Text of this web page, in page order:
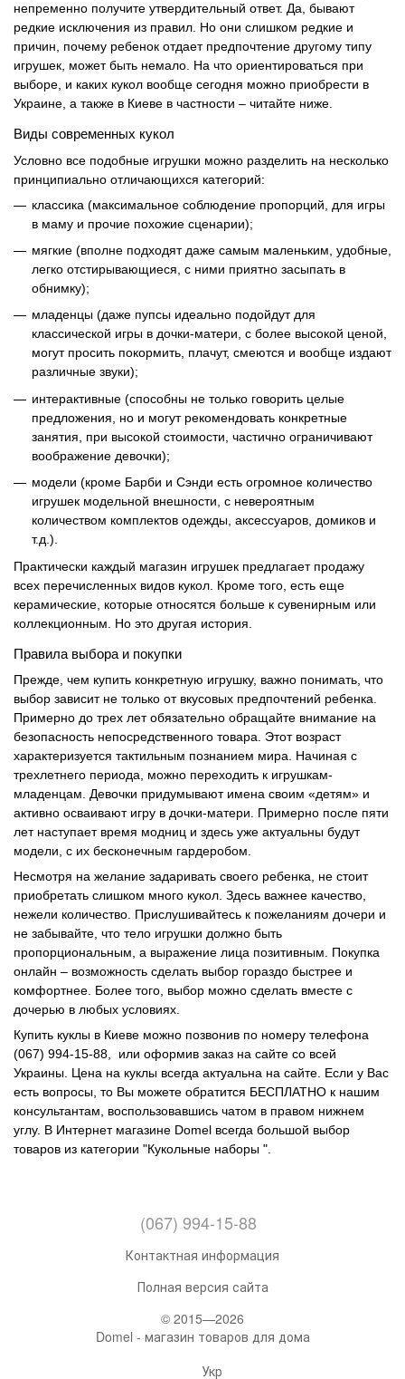
непременно получите утвердительный ответ. Да, бывают
редкие исключения из правил. Но они слишком редкие и
причин, почему ребенок отдает предпочтение другому типу
игрушек, может быть немало. На что ориентироваться при
выборе, и каких кукол вообще сегодня можно приобрести в
Украине, а также в Киеве в частности – читайте ниже.
Виды современных кукол
Условно все подобные игрушки можно разделить на несколько
принципиально отличающихся категорий:
классика (максимальное соблюдение пропорций, для игры
в маму и прочие похожие сценарии);
мягкие (вполне подходят даже самым маленьким, удобные,
легко отстирывающиеся, с ними приятно засыпать в
обнимку);
младенцы (даже пупсы идеально подойдут для
классической игры в дочки-матери, с более высокой ценой,
могут просить покормить, плачут, смеются и вообще издают
различные звуки);
интерактивные (способны не только говорить целые
предложения, но и могут рекомендовать конкретные
занятия, при высокой стоимости, частично ограничивают
воображение девочки);
модели (кроме Барби и Сэнди есть огромное количество
игрушек модельной внешности, с невероятным
количеством комплектов одежды, аксессуаров, домиков и
т.д.).
Практически каждый магазин игрушек предлагает продажу
всех перечисленных видов кукол. Кроме того, есть еще
керамические, которые относятся больше к сувенирным или
коллекционным. Но это другая история.
Правила выбора и покупки
Прежде, чем купить конкретную игрушку, важно понимать, что
выбор зависит не только от вкусовых предпочтений ребенка.
Примерно до трех лет обязательно обращайте внимание на
безопасность непосредственного товара. Этот возраст
характеризуется тактильным познанием мира. Начиная с
трехлетнего периода, можно переходить к игрушкам-
младенцам. Девочки придумывают имена своим «детям» и
активно осваивают игру в дочки-матери. Примерно после пяти
лет наступает время модниц и здесь уже актуальны будут
модели, с их бесконечным гардеробом.
Несмотря на желание задаривать своего ребенка, не стоит
приобретать слишком много кукол. Здесь важнее качество,
нежели количество. Прислушивайтесь к пожеланиям дочери и
не забывайте, что тело игрушки должно быть
пропорциональным, а выражение лица позитивным. Покупка
онлайн – возможность сделать выбор гораздо быстрее и
комфортнее. Более того, выбор можно сделать вместе с
дочерью в любых условиях.
Купить куклы в Киеве можно позвонив по номеру телефона
(067) 994-15-88, или оформив заказ на сайте со всей
Украины. Цена на куклы всегда актуальна на сайте. Если у Вас
есть вопросы, то Вы можете обратится БЕСПЛАТНО к нашим
консультантам, воспользовавшись чатом в правом нижнем
углу. В Интернет магазине Domel всегда большой выбор
товаров из категории "Кукольные наборы ".
(067) 994-15-88
Контактная информация
Полная версия сайта
© 2015—2026
Domel - магазин товаров для дома
Укр